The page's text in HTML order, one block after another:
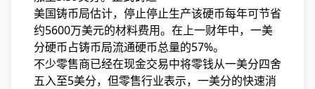
美国铸币局估计，停止停止生产该硬币每年可节省
约5600万美元的材料费用。在上一财年中，一美
分硬币占铸币局流通硬币总量的57%。
不少零售商已经在现金交易中将零钱从一美分四舍
五入至5美分，但零售行业表示，一美分的快速消